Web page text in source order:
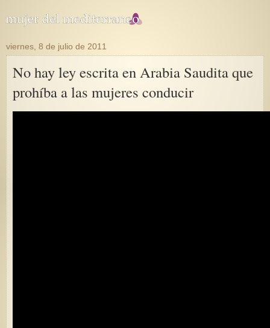
viernes, 8 de julio de 2011
No hay ley escrita en Arabia Saudita que
prohíba a las mujeres conducir